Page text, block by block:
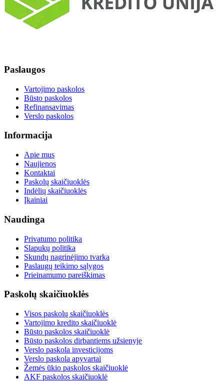
Paslaugos
Vartojimo paskolos
Būsto paskolos
Refinansavimas
Verslo paskolos
Informacija
Apie mus
Naujienos
Kontaktai
Paskolų skaičiuoklės
Indėlių skaičiuoklės
Įkainiai
Naudinga
Privatumo politika
Slapukų politika
Skundų nagrinėjimo tvarka
Paslaugų teikimo sąlygos
Prieinamumo pareiškimas
Paskolų skaičiuoklės
Visos paskolų skaičiuoklės
Vartojimo kredito skaičiuoklė
Būsto paskolos skaičiuoklė
Būsto paskolos dirbantiems užsienyje
Verslo paskola investicijoms
Verslo paskola apyvartai
Žemės ūkio paskolos skaičiuoklė
AKF paskolos skaičiuoklė